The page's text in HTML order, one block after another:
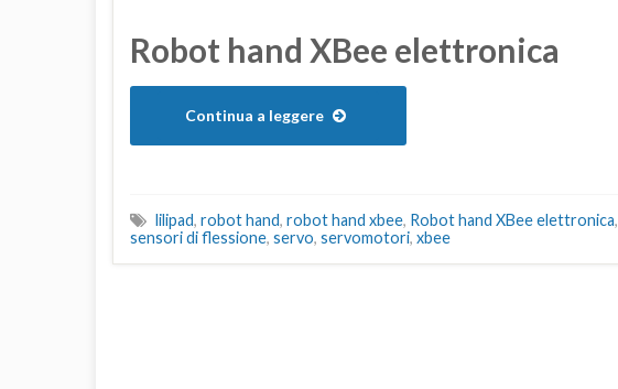
Robot hand XBee elettronica
Continua a leggere
lilipad, robot hand, robot hand xbee, Robot hand XBee elettronica,
sensori di flessione, servo, servomotori, xbee